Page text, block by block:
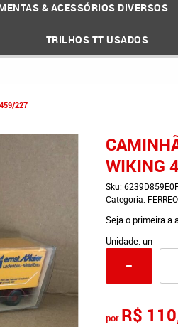
& ACESSÓRIOS DIVERSOS
TRILHOS TT USADOS
227
WIKING
Sku:
Categoria:
Seja o primeira a
Unidade: un
por R$